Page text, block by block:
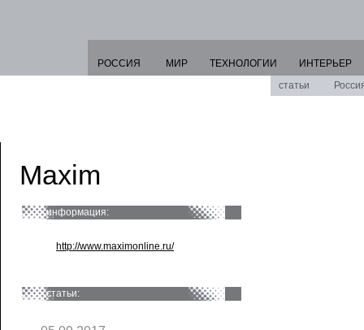
РОССИЯ МИР ТЕХНОЛОГИИ
ИНТЕРЬЕР
статьи
Maxim
информация:
http://www.maximonline.ru/
статьи: